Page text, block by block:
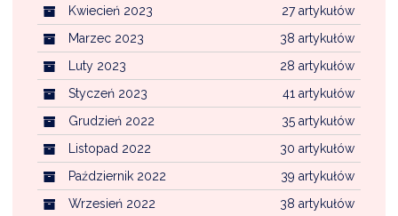
27 artykułów
Kwiecień 2023
38 artykułów
Marzec 2023
28 artykułów
Luty 2023
41 artykułów
Styczeń 2023
35 artykułów
Grudzień 2022
30 artykułów
Listopad 2022
39 artykułów
Październik 2022
38 artykułów
Wrzesień 2022